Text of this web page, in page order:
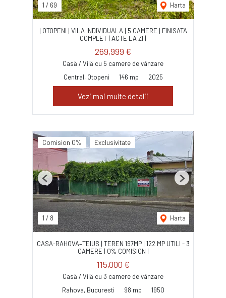
1 / 69 Harta
| OTOPENI | VILA INDIVIDUALA | 5 CAMERE | FINISATA
COMPLET | ACTE LA ZI |
269,999 €
Casă / Vilă cu 5 camere de vânzare
Central, Otopeni
146 mp 2025
Vezi mai multe detalii
Comision 0% Exclusivitate
1 / 8 Harta
Previous Next
CASA-RAHOVA–TEIUS | TEREN 197MP | 122 MP UTILI - 3
CAMERE | 0% COMISION |
115,000 €
Casă / Vilă cu 3 camere de vânzare
Rahova, Bucuresti
98 mp 1950